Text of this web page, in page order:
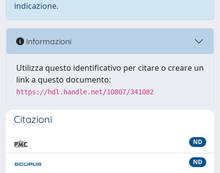
indicazione.
Informazioni
Utilizza questo identificativo per citare o creare un
link a questo documento:
https://hdl.handle.net/10807/341082
Citazioni
ND
ND